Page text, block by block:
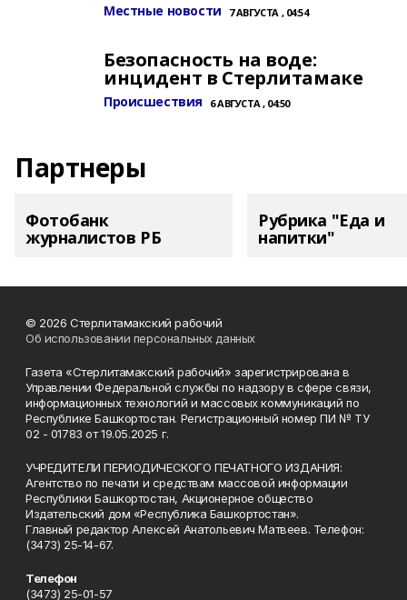
Местные новости 7 АВГУСТА , 04:54
Безопасность на воде:
инцидент в Стерлитамаке
Происшествия 6 АВГУСТА , 04:50
Партнеры
Фотобанк
журналистов РБ
Рубрика "Еда и
напитки"
© 2026 Стерлитамакский рабочий
Об использовании персональных данных
Газета «Стерлитамакский рабочий» зарегистрирована в
Управлении Федеральной службы по надзору в сфере связи,
информационных технологий и массовых коммуникаций по
Республике Башкортостан. Регистрационный номер ПИ № ТУ
02 - 01783 от 19.05.2025 г.
УЧРЕДИТЕЛИ ПЕРИОДИЧЕСКОГО ПЕЧАТНОГО ИЗДАНИЯ:
Агентство по печати и средствам массовой информации
Республики Башкортостан, Акционерное общество
Издательский дом «Республика Башкортостан».
Главный редактор Алексей Анатольевич Матвеев. Телефон:
(3473) 25-14-67.
Телефон
(3473) 25-01-57